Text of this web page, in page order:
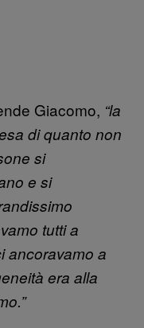
Giacomo, “la
di quanto non
si
e si
tutti a
ancoravamo a
era alla